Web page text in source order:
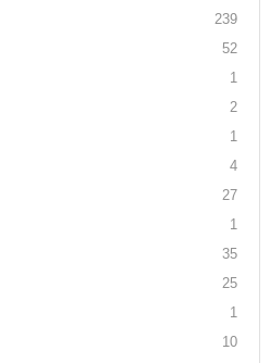
239
52
1
2
1
4
27
1
35
25
1
10